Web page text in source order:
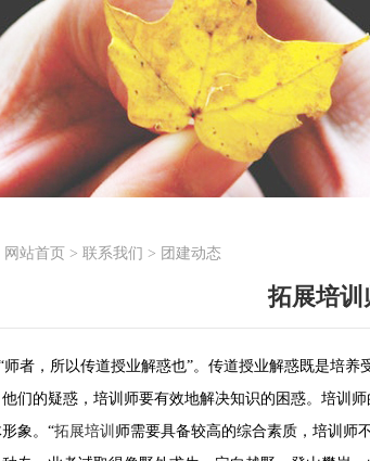
网站首页 > 联系我们 > 团建动态
拓展培
，所以传道授业解惑也”。传道授业解惑既是培养
们的疑惑，培训师要有效地解决知识的困惑。培训
象。“拓展培训 师需要具备较高的综合素质，培训师